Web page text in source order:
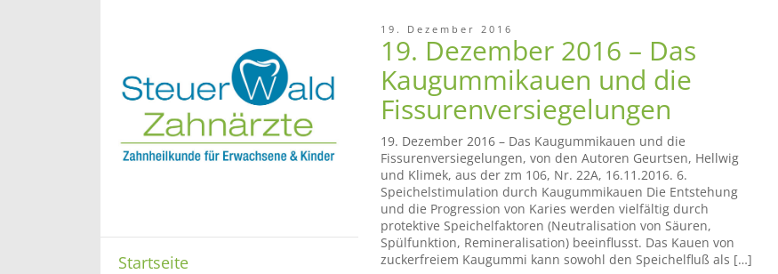
Startseite
19. Dezember 2016
19. Dezember 2016 – Das
Kaugummikauen und die
Fissurenversiegelungen
19. Dezember 2016 – Das Kaugummikauen und die
Fissurenversiegelungen, von den Autoren Geurtsen, Hellwig
und Klimek, aus der zm 106, Nr. 22A, 16.11.2016. 6.
Speichelstimulation durch Kaugummikauen Die Entstehung
und die Progression von Karies werden vielfältig durch
protektive Speichelfaktoren (Neutralisation von Säuren,
Spülfunktion, Remineralisation) beeinflusst. Das Kauen von
zuckerfreiem Kaugummi kann sowohl den Speichelfluß als […]